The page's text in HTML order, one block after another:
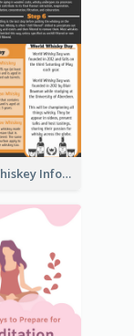
What is Whiskey Infographic